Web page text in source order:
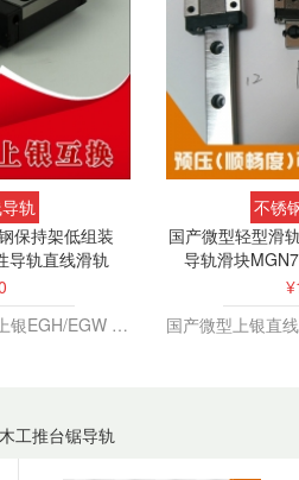
轨
保持架低组装
导轨直线滑轨
全钢保持架滑块 替换上银EGH/EGW 15 20 25 30,国产CHTR/THK直线导轨滑块
不锈
国产微型轻型滑
导轨滑块
木工推台锯导轨